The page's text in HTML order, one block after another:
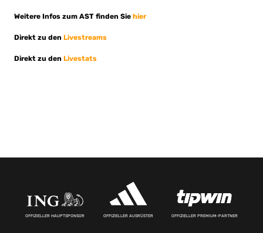
Weitere Infos zum AST finden Sie hier
Direkt zu den Livestreams
Direkt zu den Livestats
OFFIZIELLER HAUPTSPONSOR OFFIZIELLER AUSRÜSTER OFFIZIELLER PREMIUM-PARTNER